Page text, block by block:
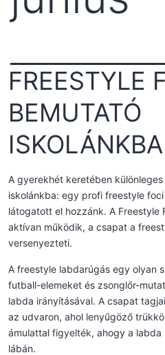
FREESTYLE
BEMUTATÓ
A gyerekhét keretében
iskolánkba: egy profi freestyle
látogatott el hozzánk. A Freestyle
aktívan működik, a csapat a
versenyezteti.
A freestyle labdarúgás egy olyan
futball-elemeket és zsonglőr-
labda irányításával. A csapat
az udvaron, ahol lenyűgöző
ámulattal figyelték, ahogy a
lábán.